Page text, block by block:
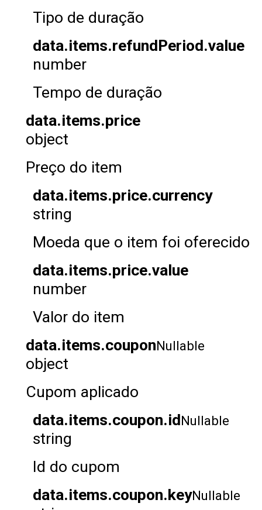
Tipo de duração
data.items.refundPeriod.value
number
Tempo de duração
data.items.price
object
Preço do item
data.items.price.currency
string
Moeda que o item foi oferecido
data.items.price.value
number
Valor do item
data.items.couponNullable
object
Cupom aplicado
data.items.coupon.idNullable
string
Id do cupom
data.items.coupon.keyNullable